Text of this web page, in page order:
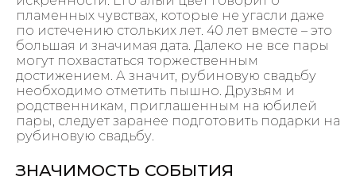
пламенных чувствах, которые не угасли даже
по истечению стольких лет. 40 лет вместе – это
большая и значимая дата. Далеко не все пары
могут похвастаться торжественным
достижением. А значит, рубиновую свадьбу
необходимо отметить пышно. Друзьям и
родственникам, приглашенным на юбилей
пары, следует заранее подготовить подарки на
рубиновую свадьбу.
ЗНАЧИМОСТЬ СОБЫТИЯ